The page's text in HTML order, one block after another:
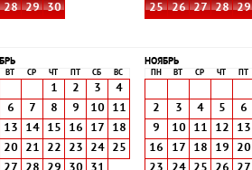
28 29 30
25
26 27 28 29
ВТ СР ЧТ СБ ВС
1 2 3
4
6 7 8 9 10
11
13 14 15 16 17
18
20 21 22 23 24
25
27 28 29 30 31
НОЯБРЬ
ПН ВТ СР ЧТ
2
3 4 5 6
9
10 11 12 13
16
17 18 19 20
23
24 25 26 27